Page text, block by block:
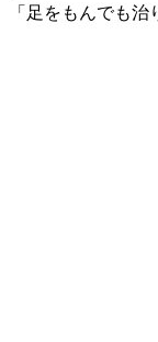
「足をもんでも